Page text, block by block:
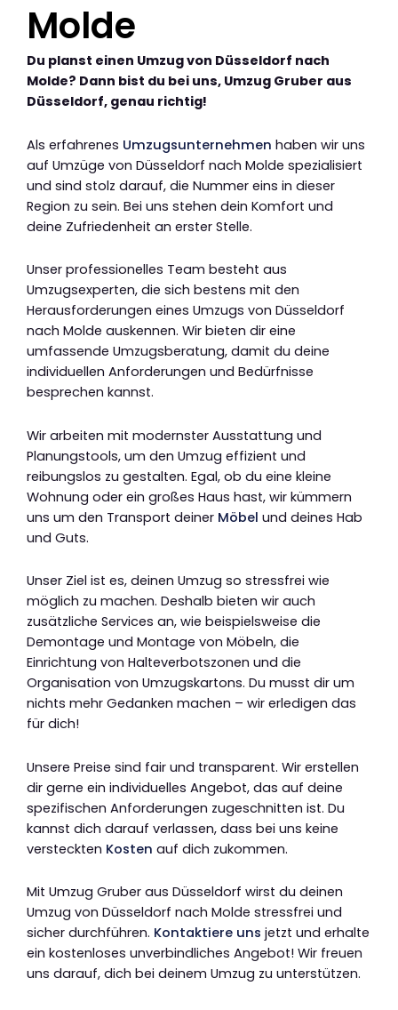
Molde
Du planst einen Umzug von Düsseldorf nach
Molde? Dann bist du bei uns, Umzug Gruber aus
Düsseldorf, genau richtig!
Als erfahrenes Umzugsunternehmen haben wir uns
auf Umzüge von Düsseldorf nach Molde spezialisiert
und sind stolz darauf, die Nummer eins in dieser
Region zu sein. Bei uns stehen dein Komfort und
deine Zufriedenheit an erster Stelle.
Unser professionelles Team besteht aus
Umzugsexperten, die sich bestens mit den
Herausforderungen eines Umzugs von Düsseldorf
nach Molde auskennen. Wir bieten dir eine
umfassende Umzugsberatung, damit du deine
individuellen Anforderungen und Bedürfnisse
besprechen kannst.
Wir arbeiten mit modernster Ausstattung und
Planungstools, um den Umzug effizient und
reibungslos zu gestalten. Egal, ob du eine kleine
Wohnung oder ein großes Haus hast, wir kümmern
uns um den Transport deiner Möbel und deines Hab
und Guts.
Unser Ziel ist es, deinen Umzug so stressfrei wie
möglich zu machen. Deshalb bieten wir auch
zusätzliche Services an, wie beispielsweise die
Demontage und Montage von Möbeln, die
Einrichtung von Halteverbotszonen und die
Organisation von Umzugskartons. Du musst dir um
nichts mehr Gedanken machen – wir erledigen das
für dich!
Unsere Preise sind fair und transparent. Wir erstellen
dir gerne ein individuelles Angebot, das auf deine
spezifischen Anforderungen zugeschnitten ist. Du
kannst dich darauf verlassen, dass bei uns keine
versteckten Kosten auf dich zukommen.
Mit Umzug Gruber aus Düsseldorf wirst du deinen
Umzug von Düsseldorf nach Molde stressfrei und
sicher durchführen. Kontaktiere uns jetzt und erhalte
ein kostenloses unverbindliches Angebot! Wir freuen
uns darauf, dich bei deinem Umzug zu unterstützen.